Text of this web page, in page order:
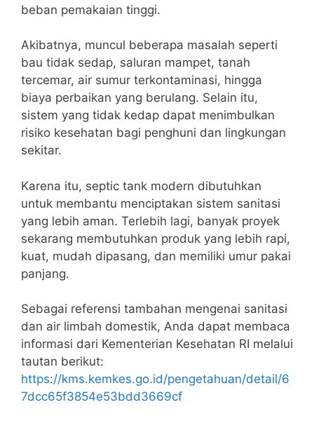
beban pemakaian tinggi.
Akibatnya, muncul beberapa masalah seperti
bau tidak sedap, saluran mampet, tanah
tercemar, air sumur terkontaminasi, hingga
biaya perbaikan yang berulang. Selain itu,
sistem yang tidak kedap dapat menimbulkan
risiko kesehatan bagi penghuni dan lingkungan
sekitar.
Karena itu, septic tank modern dibutuhkan
untuk membantu menciptakan sistem sanitasi
yang lebih aman. Terlebih lagi, banyak proyek
sekarang membutuhkan produk yang lebih rapi,
kuat, mudah dipasang, dan memiliki umur pakai
panjang.
Sebagai referensi tambahan mengenai sanitasi
dan air limbah domestik, Anda dapat membaca
informasi dari Kementerian Kesehatan RI melalui
tautan berikut:
https://kms.kemkes.go.id/pengetahuan/detail/6
7dcc65f3854e53bdd3669cf